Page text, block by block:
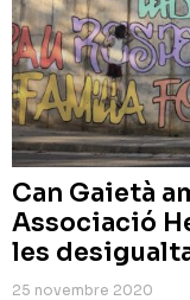
Can Gaietà
Associació
les
25 novembre 2020